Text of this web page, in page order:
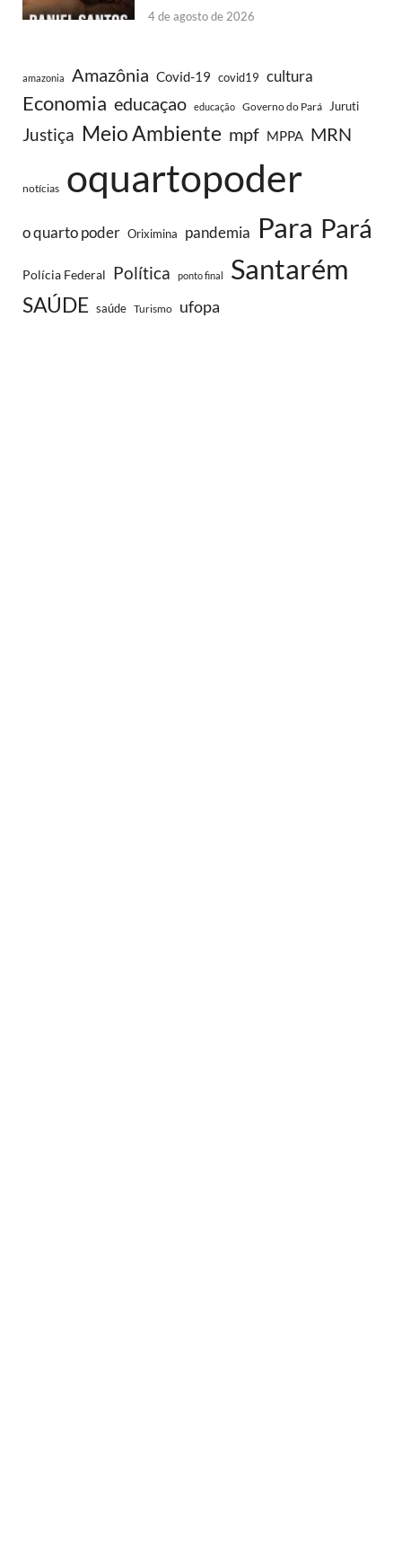
4 de agosto de 2026
amazonia Amazônia Covid-19 covid19 cultura
Economia educaçao educação Governo do Pará Juruti
Justiça Meio Ambiente mpf MPPA MRN
notícias oquartopoder
o quarto poder Oriximina pandemia Para Pará
Polícia Federal Política ponto final Santarém
SAÚDE saúde Turismo ufopa